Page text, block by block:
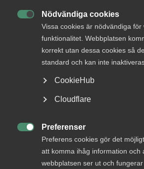
Nödvändiga cookies
Vissa cookies är nödvändiga för
funktionalitet. Webbplatsen
korrekt utan dessa cookies så
standard och kan inte
CookieHub
Cloudflare
Preferenser
Preferens cookies gör det
att komma ihåg information och
webbplatsen ser ut och
Logga in på Arbetsgivarguiden
Sök på almega.se
Cookie-inställningar
Kompetensföretagen återkommer
det nya kollektivavtalsinnehållet så
att förändringarna godkänts.
Tidigare utsänd information om
KONTAKTPERSONER
Arbetsrättsjurist
Linköping